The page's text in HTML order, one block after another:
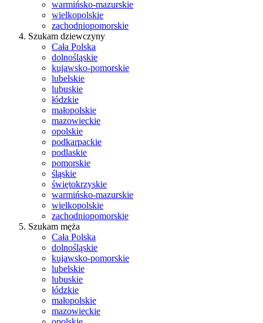
warmińsko-mazurskie
wielkopolskie
zachodniopomorskie
Szukam dziewczyny
Cała Polska
dolnośląskie
kujawsko-pomorskie
lubelskie
lubuskie
łódzkie
małopolskie
mazowieckie
opolskie
podkarpackie
podlaskie
pomorskie
śląskie
świętokrzyskie
warmińsko-mazurskie
wielkopolskie
zachodniopomorskie
Szukam męża
Cała Polska
dolnośląskie
kujawsko-pomorskie
lubelskie
lubuskie
łódzkie
małopolskie
mazowieckie